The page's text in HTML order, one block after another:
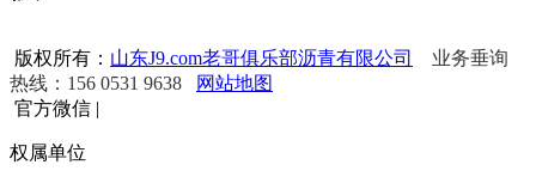
版权所有： 山东J9.com老哥俱乐部沥青有限公司
业务垂询
热线：156 0531 9638
网站地图
官方微信 |
权属单位